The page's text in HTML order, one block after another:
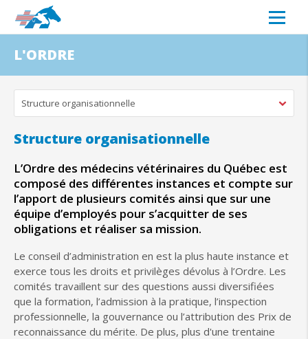
L'ORDRE
Structure organisationnelle
Structure organisationnelle
L’Ordre des médecins vétérinaires du Québec est
composé des différentes instances et compte sur
l’apport de plusieurs comités ainsi que sur une
équipe d’employés pour s’acquitter de ses
obligations et réaliser sa mission.
Le conseil d’administration en est la plus haute instance et
exerce tous les droits et privilèges dévolus à l’Ordre. Les
comités travaillent sur des questions aussi diversifiées
que la formation, l’admission à la pratique, l’inspection
professionnelle, la gouvernance ou l’attribution des Prix de
reconnaissance du mérite. De plus, plus d'une trentaine